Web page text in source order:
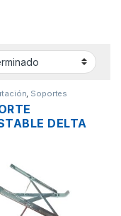
, Soportes
DELTA
DE